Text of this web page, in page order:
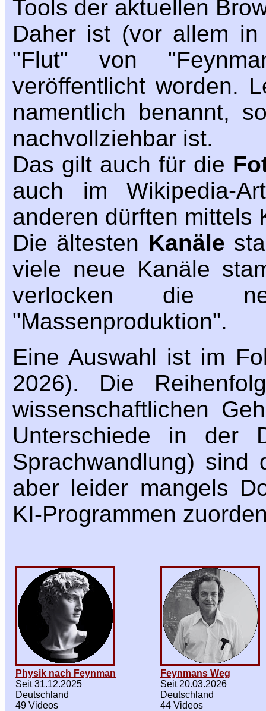
Tools der aktuellen
Daher ist (vor allem
"Flut" von
veröffentlicht worden.
namentlich benannt,
nachvollziehbar ist.
Das gilt auch für die
auch im Wikipedia-
anderen dürften mittels
Die ältesten Kanäle
viele neue Kanäle
verlocken die
"Massenproduktion".
Eine Auswahl ist im
2026). Die
wissenschaftlichen
Unterschiede in der
Sprachwandlung) sind
aber leider mangels
KI-Programmen
Physik nach Feynman
Seit 31.12.2025
Deutschland
49 Videos
Feynmans Weg
Seit 20.03.2026
Deutschland
44 Videos